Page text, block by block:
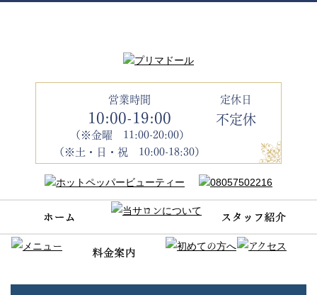
営業時間
10:00-19:00
（※金曜 11:00-20:00）
（※土・日・祝 10:00-18:30）
定休日
不定休